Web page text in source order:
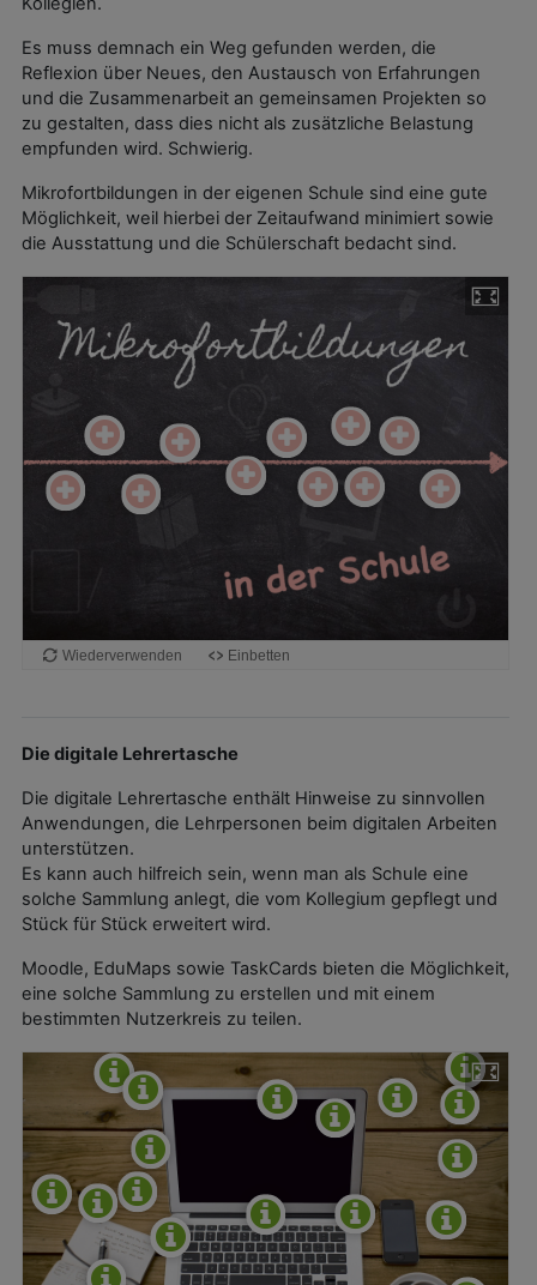
Es muss demnach ein Weg gefunden werden, die
Reflexion über Neues, den Austausch von Erfahrungen
und die Zusammenarbeit an gemeinsamen Projekten so
zu gestalten, dass dies nicht als zusätzliche Belastung
empfunden wird. Schwierig.
Mikrofortbildungen in der eigenen Schule sind eine gute
Möglichkeit, weil hierbei der Zeitaufwand minimiert sowie
die Ausstattung und die Schülerschaft bedacht sind.
Die digitale Lehrertasche
Die digitale Lehrertasche enthält Hinweise zu sinnvollen
Anwendungen, die Lehrpersonen beim digitalen Arbeiten
unterstützen.
Es kann auch hilfreich sein, wenn man als Schule eine
solche Sammlung anlegt, die vom Kollegium gepflegt und
Stück für Stück erweitert wird.
Moodle, EduMaps sowie TaskCards bieten die Möglichkeit,
eine solche Sammlung zu erstellen und mit einem
bestimmten Nutzerkreis zu teilen.